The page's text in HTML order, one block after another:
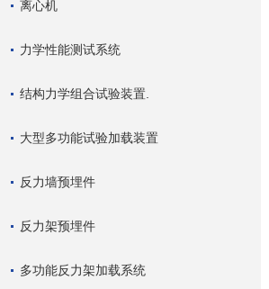
离心机
力学性能测试系统
结构力学组合试验装置.
大型多功能试验加载装置
反力墙预埋件
反力架预埋件
多功能反力架加载系统